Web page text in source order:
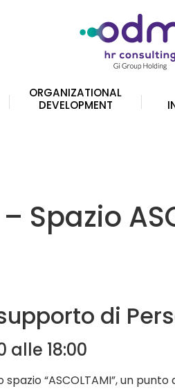
ORGANIZATIONAL
DEVELOPMENT
Spazio
di
alle 18:00
“ASCOLTAMI”, un